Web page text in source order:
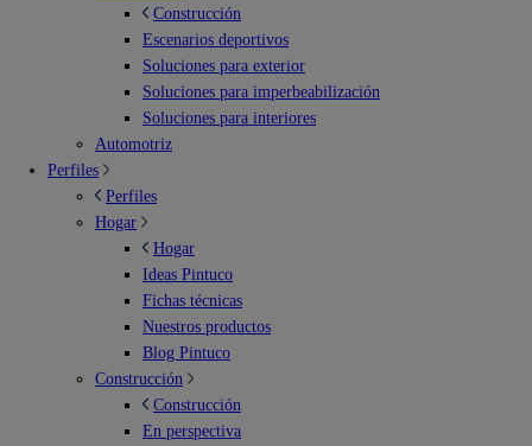
Construcción
Escenarios deportivos
Soluciones para exterior
Soluciones para imperbeabilización
Soluciones para interiores
Automotriz
Perfiles
Perfiles
Hogar
Hogar
Ideas Pintuco
Fichas técnicas
Nuestros productos
Blog Pintuco
Construcción
Construcción
En perspectiva